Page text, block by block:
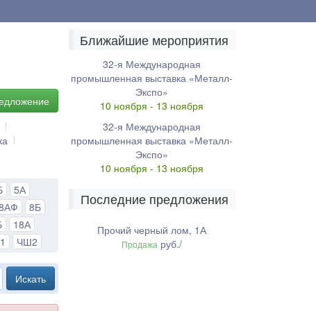
5А
8Б
18А
ЧШ2
Искать
Ближайшие мероприятия
32-я Международная
промышленная выставка «Металл-
Экспо»
10 ноября - 13 ноября
32-я Международная
промышленная выставка «Металл-
Экспо»
10 ноября - 13 ноября
Последние предложения
Прочий черный лом, 1А
Продажа руб./